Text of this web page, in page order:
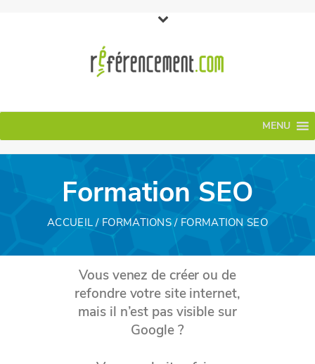
MENU
Formation SEO
ACCUEIL/ FORMATIONS/ FORMATION SEO
Vous venez de créer ou de
refondre votre site internet,
mais il n’est pas visible sur
Google ?